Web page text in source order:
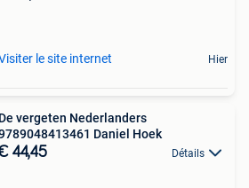
le site internet Hier
De vergeten Nederlanders
Daniel Hoek
44,45 Détails